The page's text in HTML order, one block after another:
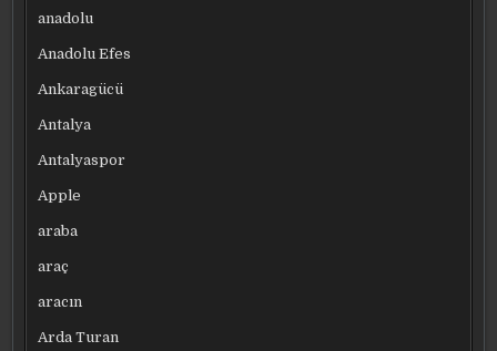
anadolu
Anadolu Efes
Ankaragücü
Antalya
Antalyaspor
Apple
araba
araç
aracın
Arda Turan